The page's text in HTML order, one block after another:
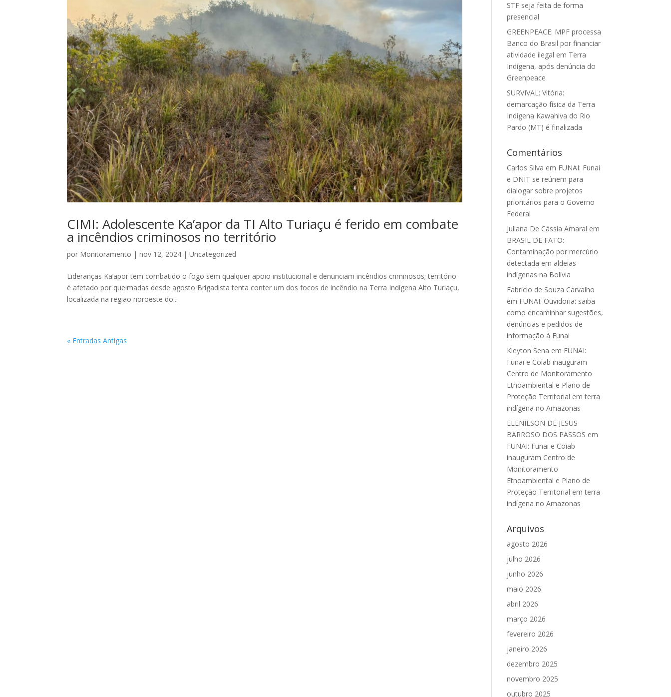
CIMI: Adolescente Ka’apor da TI Alto Turiaçu é ferido em combate
a incêndios criminosos no território
por Monitoramento |nov 12, 2024 |Uncategorized
Lideranças Ka’apor tem combatido o fogo sem qualquer apoio institucional e denunciam incêndios criminosos; território
é afetado por queimadas desde agosto Brigadista tenta conter um dos focos de incêndio na Terra Indígena Alto Turiaçu,
localizada na região noroeste do...
« Entradas Antigas
STF seja feita de forma
presencial
GREENPEACE: MPF processa
Banco do Brasil por financiar
atividade ilegal em Terra
Indígena, após denúncia do
Greenpeace
SURVIVAL: Vitória:
demarcação física da Terra
Indígena Kawahiva do Rio
Pardo (MT) é finalizada
Comentários
Carlos Silva em FUNAI: Funai
e DNIT se reúnem para
dialogar sobre projetos
prioritários para o Governo
Federal
Juliana De Cássia Amaral em
BRASIL DE FATO:
Contaminação por mercúrio
detectada em aldeias
indígenas na Bolívia
Fabrício de Souza Carvalho
em FUNAI: Ouvidoria: saiba
como encaminhar sugestões,
denúncias e pedidos de
informação à Funai
Kleyton Sena em FUNAI:
Funai e Coiab inauguram
Centro de Monitoramento
Etnoambiental e Plano de
Proteção Territorial em terra
indígena no Amazonas
ELENILSON DE JESUS
BARROSO DOS PASSOS em
FUNAI: Funai e Coiab
inauguram Centro de
Monitoramento
Etnoambiental e Plano de
Proteção Territorial em terra
indígena no Amazonas
Arquivos
agosto 2026
julho 2026
junho 2026
maio 2026
abril 2026
março 2026
fevereiro 2026
janeiro 2026
dezembro 2025
novembro 2025
outubro 2025